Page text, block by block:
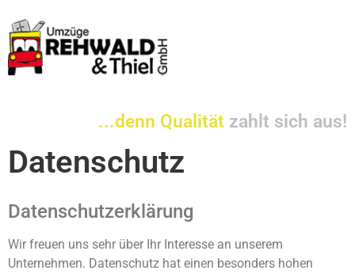
...denn Qualität zahlt sich aus!
Datenschutz
Datenschutzerklärung
Wir freuen uns sehr über Ihr Interesse an unserem
Unternehmen. Datenschutz hat einen besonders hohen